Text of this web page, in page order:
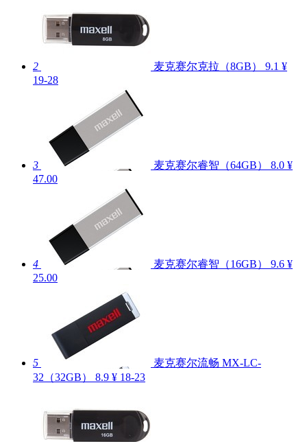
2 麦克赛尔克拉（8GB） 9.1 ¥
19-28
3 麦克赛尔睿智（64GB） 8.0 ¥
47.00
4 麦克赛尔睿智（16GB） 9.6 ¥
25.00
5
麦克赛尔流畅 MX-LC-
32（32GB）
8.9 ¥ 18-23